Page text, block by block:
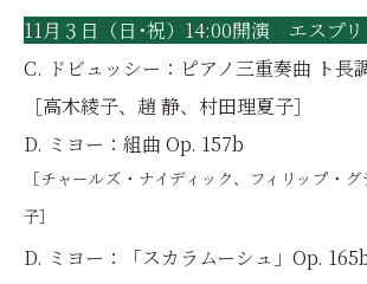
11月３日（日･祝）14:00開演 エスプリ
C. ドビュッシー：ピアノ三重奏曲 ト長
［高木綾子、趙 静、村田理夏子］
D. ミヨー：組曲 Op. 157b
［チャールズ・ナイディック、フィリップ・
子］
D. ミヨー：「スカラムーシュ」Op.